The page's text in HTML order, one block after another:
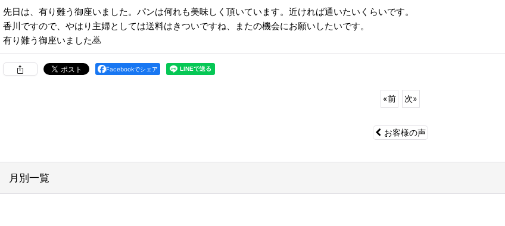
先日は、有り難う御座いました。パンは何れも美味しく頂いています。近ければ通いたいくらいです。
香川ですので、やはり主婦としては送料はきついですね、またの機会にお願いしたいです。
有り難う御座いました🙇
Facebookでシェア
«前 次»
お客様の声
月別一覧